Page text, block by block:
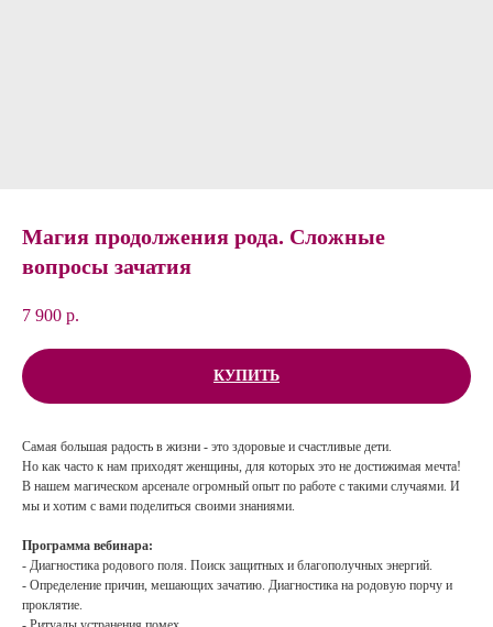
Магия продолжения рода. Сложные
вопросы зачатия
7 900 р.
КУПИТЬ
Самая большая радость в жизни - это здоровые и счастливые дети.
Но как часто к нам приходят женщины, для которых это не достижимая мечта!
В нашем магическом арсенале огромный опыт по работе с такими случаями. И
мы и хотим с вами поделиться своими знаниями.
Программа вебинара:
- Диагностика родового поля. Поиск защитных и благополучных энергий.
- Определение причин, мешающих зачатию. Диагностика на родовую порчу и
проклятие.